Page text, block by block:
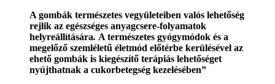
A gombák természetes vegyületeiben valós lehetőség
rejlik az egészséges anyagcsere-folyamatok
helyreállítására. A természetes gyógymódok és a
megelőző szemléletű életmód előtérbe kerülésével az
ehető gombák is kiegészítő terápiás lehetőséget
nyújthatnak a cukorbetegség kezelésében”